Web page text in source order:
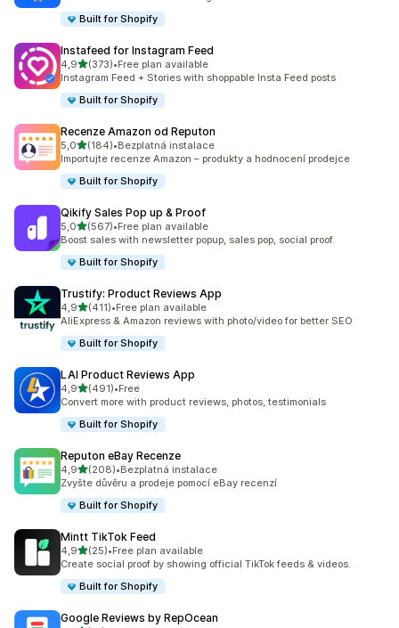
Built for Shopify
Instafeed for Instagram Feed
4,9z 5 hvězd
(373)
Celkový počet recenzí: 373
•Free plan available
Instagram Feed + Stories with shoppable Insta Feed posts
Built for Shopify
Recenze Amazon od Reputon
5,0z 5 hvězd
(184)
Celkový počet recenzí: 184
•Bezplatná instalace
Importujte recenze Amazon – produkty a hodnocení prodejce
Built for Shopify
Qikify Sales Pop up & Proof
5,0z 5 hvězd
(567)
Celkový počet recenzí: 567
•Free plan available
Boost sales with newsletter popup, sales pop, social proof.
Built for Shopify
Trustify: Product Reviews App
4,9z 5 hvězd
(411)
Celkový počet recenzí: 411
•Free plan available
AliExpress & Amazon reviews with photo/video for better SEO
Built for Shopify
LAI Product Reviews App
4,9z 5 hvězd
(491)
Celkový počet recenzí: 491
•Free
Convert more with product reviews, photos, testimonials
Built for Shopify
Reputon eBay Recenze
4,9z 5 hvězd
(208)
Celkový počet recenzí: 208
•Bezplatná instalace
Zvyšte důvěru a prodeje pomocí eBay recenzí
Built for Shopify
Mintt TikTok Feed
4,9z 5 hvězd
(25)
Celkový počet recenzí: 25
•Free plan available
Create social proof by showing official TikTok feeds & videos.
Built for Shopify
Google Reviews by RepOcean